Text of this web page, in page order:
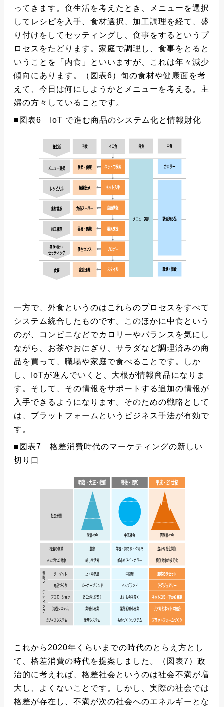
ってきます。食生活を考えたとき、メニューを選択
してレシピを入手、食材選択、加工調理を経て、盛
り付けをしてセッティングし、食事をするというプ
ロセスをたどります。家庭で調理し、食事をとると
いうことを「内食」といいますが、これは年々減少
傾向にあります。（図表6）旬の食材や健康面を考
えて、今日は何にしようかとメニューを考える。主
婦の方々していることです。
■図表6 IoT で進む商品のシステム化と情報財化
一方で、外食というのはこれらのプロセスをすべて
システム統合したものです。このほかに中食という
のが、コンビニなどでカロリーやバランスを気にし
ながら、お茶やおにぎり、サラダなど調理済みの商
品を買って、職場や家庭で食べることです。しか
し、IoTが進んでいくと、大根が情報商品になりま
す。そして、その情報をサポートする追加の情報が
入手できるようになります。そのための戦略として
は、プラットフォームというビジネス手法が有効で
す。
■図表7 格差消費時代のマーケティングの新しい
切り口
これから2020年くらいまでの時代のとらえ方とし
て、格差消費の時代を提案しました。（図表7）政
治的に考えれば、格差社会というのは社会不満が増
大し、よくないことです。しかし、実際の社会では
格差が存在し、不満が次の社会へのエネルギーとな